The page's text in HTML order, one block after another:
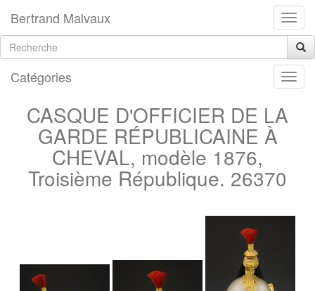
Bertrand Malvaux
Catégories
CASQUE D'OFFICIER DE LA
GARDE RÉPUBLICAINE À
CHEVAL, modèle 1876,
Troisième République. 26370